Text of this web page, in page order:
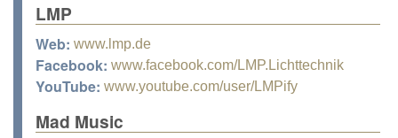
LMP
Web: www.lmp.de
Facebook: www.facebook.com/LMP.Lichttechnik
YouTube: www.youtube.com/user/LMPify
Mad Music